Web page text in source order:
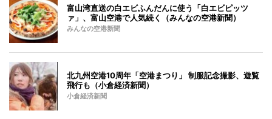
富山湾直送の白エビふんだんに使う「白エビピッツ
ァ」、富山空港で人気続く（みんなの空港新聞）
みんなの空港新聞
北九州空港10周年「空港まつり」 制服記念撮影、遊覧
飛行も（小倉経済新聞）
小倉経済新聞